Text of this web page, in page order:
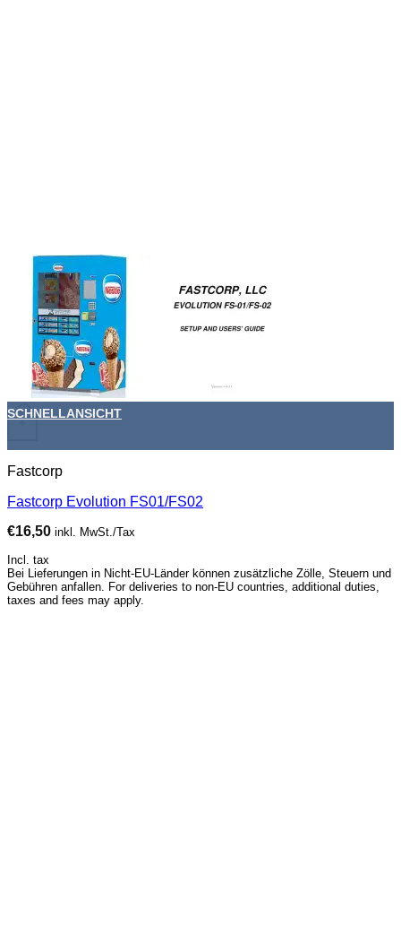
+
SCHNELLANSICHT
Fastcorp
Fastcorp Evolution FS01/FS02
€16,50 inkl. MwSt./Tax
Incl. tax
Bei Lieferungen in Nicht-EU-Länder können zusätzliche Zölle, Steuern und
Gebühren anfallen. For deliveries to non-EU countries, additional duties,
taxes and fees may apply.